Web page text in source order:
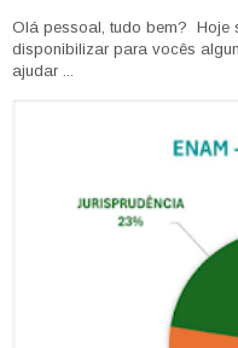
Olá pessoal, tudo bem? Hoje
disponibilizar para vocês
ajudar ...